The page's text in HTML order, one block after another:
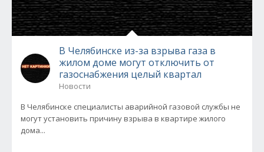
В Челябинске из-за взрыва газа в
жилом доме могут отключить от
газоснабжения целый квартал
Новости
В Челябинске специалисты аварийной газовой службы не
могут установить причину взрыва в квартире жилого
дома...